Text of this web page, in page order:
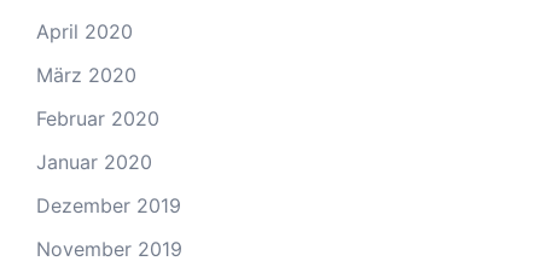
April 2020
März 2020
Februar 2020
Januar 2020
Dezember 2019
November 2019